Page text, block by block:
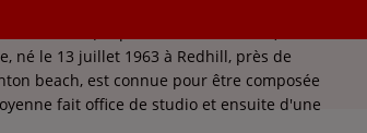
né le 13 juillet 1963 à Redhill, près de
beach, est connue pour être composée
fait office de studio et ensuite d'une